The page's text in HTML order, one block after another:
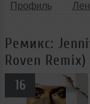
Профиль
Ремикс:
Roven Remix)
16